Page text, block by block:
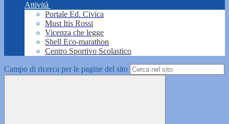
Attività
Portale Ed. Civica
Must Itis Rossi
Vicenza che legge
Shell Eco-marathon
Centro Sportivo Scolastico
Campo di ricerca per le pagine del sito